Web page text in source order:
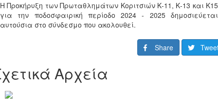
Η Προκήρυξη των Πρωταθλημάτων Κοριτσιών Κ-11, Κ-13 και Κ15
για την ποδοσφαιρική περίοδο 2024 - 2025 δημοσιεύεται
αυτούσια στο σύνδεσμο που ακολουθεί.
Share
Αρχεία